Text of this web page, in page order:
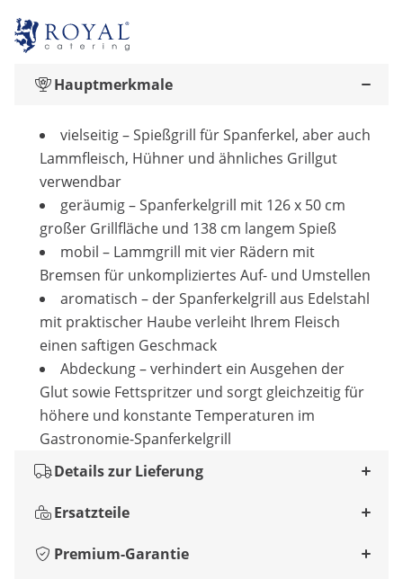
Hauptmerkmale
vielseitig – Spießgrill für Spanferkel, aber auch
Lammfleisch, Hühner und ähnliches Grillgut
verwendbar
geräumig – Spanferkelgrill mit 126 x 50 cm
großer Grillfläche und 138 cm langem Spieß
mobil – Lammgrill mit vier Rädern mit
Bremsen für unkompliziertes Auf- und Umstellen
aromatisch – der Spanferkelgrill aus Edelstahl
mit praktischer Haube verleiht Ihrem Fleisch
einen saftigen Geschmack
Abdeckung – verhindert ein Ausgehen der
Glut sowie Fettspritzer und sorgt gleichzeitig für
höhere und konstante Temperaturen im
Gastronomie-Spanferkelgrill
Details zur Lieferung
Ersatzteile
Premium-Garantie